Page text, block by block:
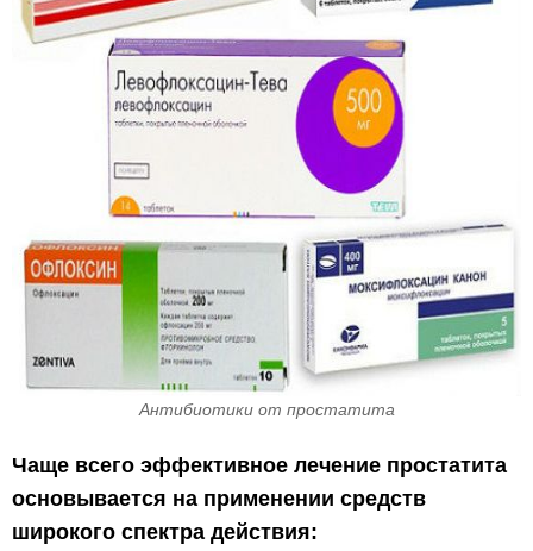
Антибиотики от простатита
Чаще всего эффективное лечение простатита
основывается на применении средств
широкого спектра действия: